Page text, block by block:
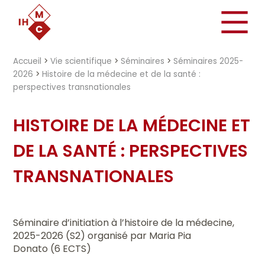
Accueil >Vie scientifique > Séminaires > Séminaires 2025-
2026 >Histoire de la médecine et de la santé :
perspectives transnationales
HISTOIRE DE LA MÉDECINE ET
DE LA SANTÉ : PERSPECTIVES
TRANSNATIONALES
Séminaire d’initiation à l’histoire de la médecine,
2025-2026 (S2) organisé par Maria Pia
Donato (6 ECTS)